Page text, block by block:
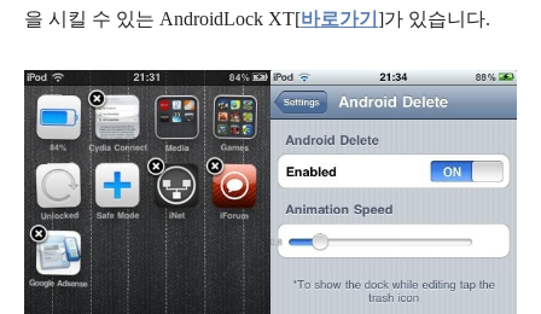
을 시킬 수 있는 AndroidLock XT[바로가기 ]가 있습니다.